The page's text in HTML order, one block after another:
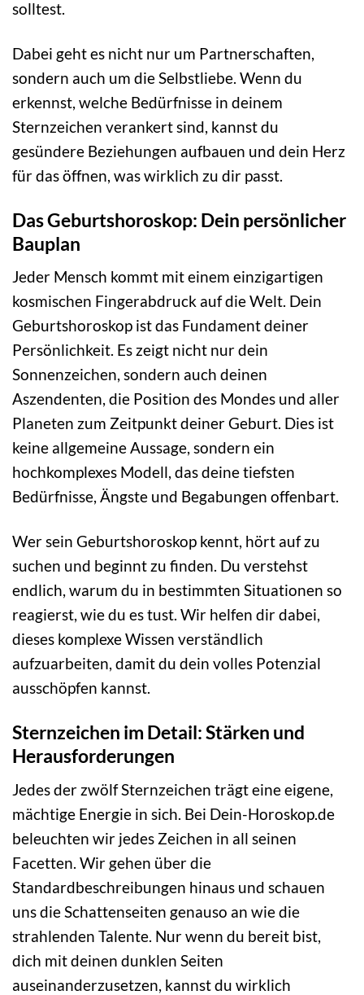
solltest.
Dabei geht es nicht nur um Partnerschaften,
sondern auch um die Selbstliebe. Wenn du
erkennst, welche Bedürfnisse in deinem
Sternzeichen verankert sind, kannst du
gesündere Beziehungen aufbauen und dein Herz
für das öffnen, was wirklich zu dir passt.
Das Geburtshoroskop: Dein persönlicher
Bauplan
Jeder Mensch kommt mit einem einzigartigen
kosmischen Fingerabdruck auf die Welt. Dein
Geburtshoroskop ist das Fundament deiner
Persönlichkeit. Es zeigt nicht nur dein
Sonnenzeichen, sondern auch deinen
Aszendenten, die Position des Mondes und aller
Planeten zum Zeitpunkt deiner Geburt. Dies ist
keine allgemeine Aussage, sondern ein
hochkomplexes Modell, das deine tiefsten
Bedürfnisse, Ängste und Begabungen offenbart.
Wer sein Geburtshoroskop kennt, hört auf zu
suchen und beginnt zu finden. Du verstehst
endlich, warum du in bestimmten Situationen so
reagierst, wie du es tust. Wir helfen dir dabei,
dieses komplexe Wissen verständlich
aufzuarbeiten, damit du dein volles Potenzial
ausschöpfen kannst.
Sternzeichen im Detail: Stärken und
Herausforderungen
Jedes der zwölf Sternzeichen trägt eine eigene,
mächtige Energie in sich. Bei Dein-Horoskop.de
beleuchten wir jedes Zeichen in all seinen
Facetten. Wir gehen über die
Standardbeschreibungen hinaus und schauen
uns die Schattenseiten genauso an wie die
strahlenden Talente. Nur wenn du bereit bist,
dich mit deinen dunklen Seiten
auseinanderzusetzen, kannst du wirklich